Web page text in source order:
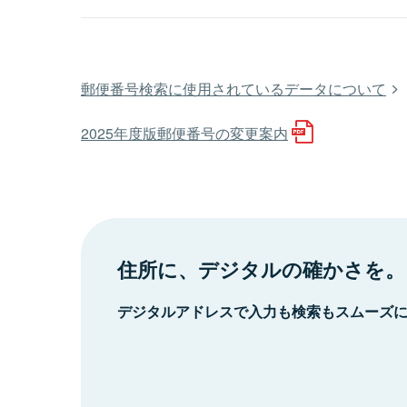
郵便番号検索に使用されているデータについて
2025年度版郵便番号の変更案内
住所に、デジタルの確かさを。
デジタルアドレスで入力も検索もスムーズ